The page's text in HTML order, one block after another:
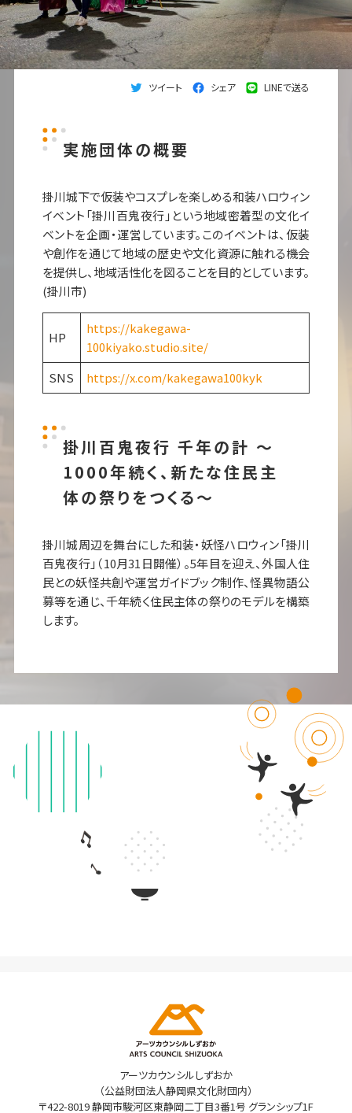
ツイート シェア LINEで送る
実施団体の概要
掛川城下で仮装やコスプレを楽しめる和装ハロウィン
イベント「掛川百鬼夜行」という地域密着型の文化イ
ベントを企画・運営しています。このイベントは、仮装
や創作を通じて地域の歴史や文化資源に触れる機会
を提供し、地域活性化を図ることを目的としています。
(掛川市)
HP
https://kakegawa-
100kiyako.studio.site/
SNS
https://x.com/kakegawa100kyk
掛川百鬼夜行 千年の計 ～
1000年続く、新たな住民主
体の祭りをつくる～
掛川城周辺を舞台にした和装・妖怪ハロウィン「掛川
百鬼夜行」（10月31日開催）。5年目を迎え、外国人住
民との妖怪共創や運営ガイドブック制作、怪異物語公
募等を通じ、千年続く住民主体の祭りのモデルを構築
します。
アーツカウンシルしずおか
（公益財団法人静岡県文化財団内）
〒422-8019 静岡市駿河区東静岡二丁目3番1号 グランシップ1F